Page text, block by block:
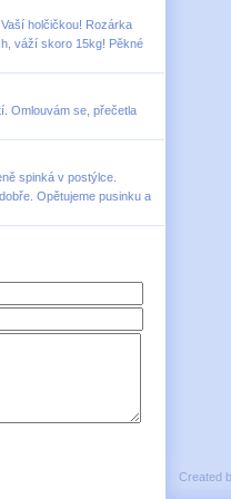
holčičkou! Rozárka
váží skoro 15kg! Pěkné
Omlouvám se, přečetla
spinká v postýlce.
Opětujeme pusinku a
Created